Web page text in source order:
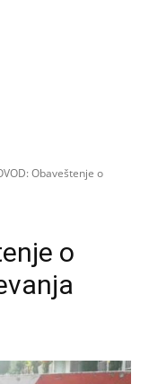
Obaveštenje o
o